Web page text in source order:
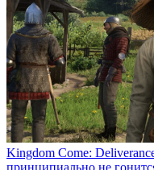
Kingdom Come:
принципиально не